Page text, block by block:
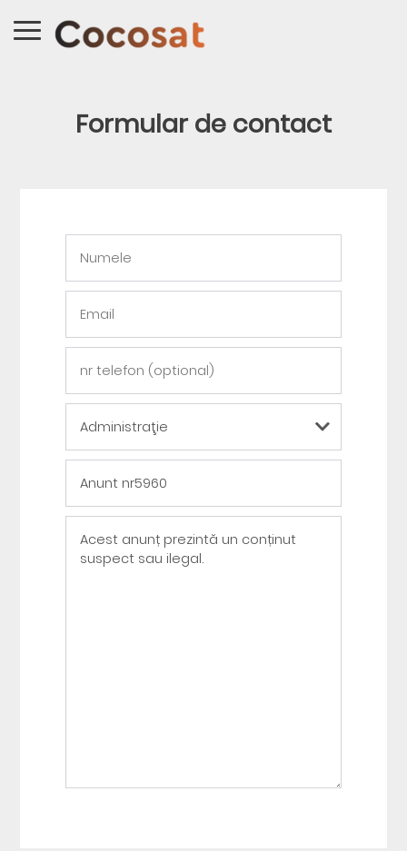
Formular de contact